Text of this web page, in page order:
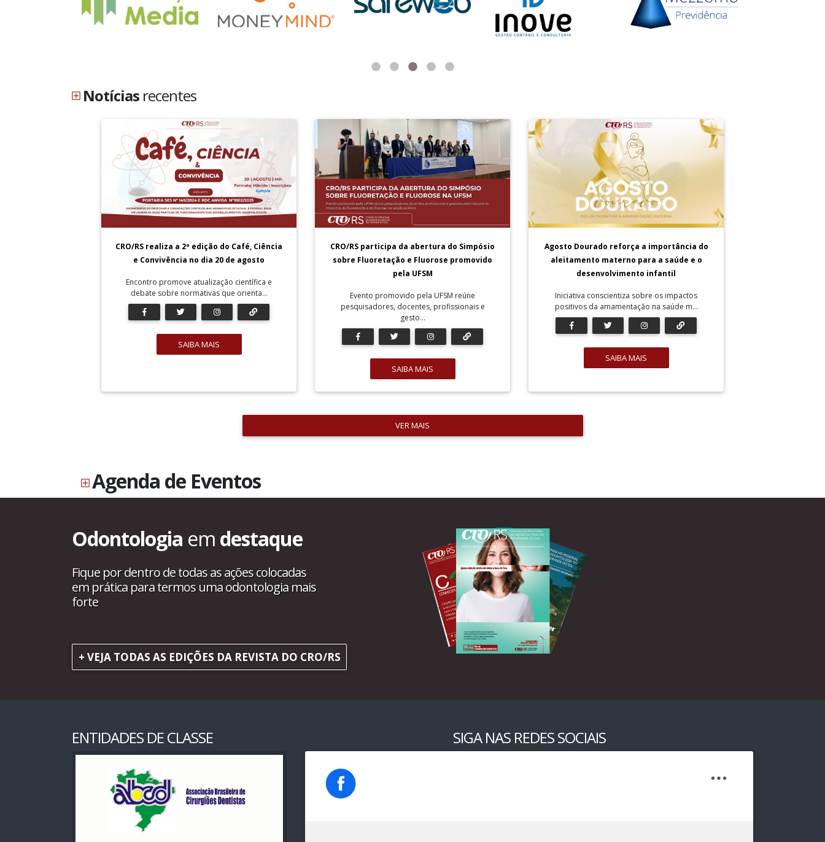
Notícias recentes
CRO/RS realiza a 2ª edição do Café, Ciência
e Convivência no dia 20 de agosto
Encontro promove atualização científica e
debate sobre normativas que orienta...
SAIBA MAIS
CRO/RS participa da abertura do Simpósio
sobre Fluoretação e Fluorose promovido
pela UFSM
Evento promovido pela UFSM reúne
pesquisadores, docentes, profissionais e
gesto...
SAIBA MAIS
Agosto Dourado reforça a importância do
aleitamento materno para a saúde e o
desenvolvimento infantil
Iniciativa conscientiza sobre os impactos
positivos da amamentação na saúde m...
SAIBA MAIS
VER MAIS
Agenda de Eventos
Odontologia em destaque
Fique por dentro de todas as ações colocadas
em prática para termos uma odontologia mais
forte
+ VEJA TODAS AS EDIÇÕES DA REVISTA DO CRO/RS
ENTIDADES DE CLASSE SIGA NAS REDES SOCIAIS